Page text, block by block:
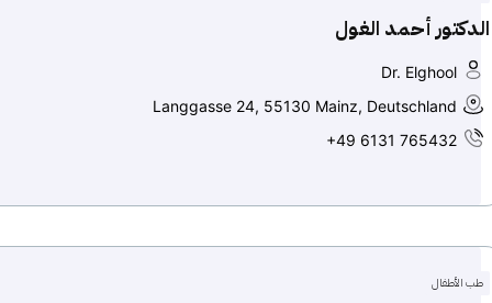
الدكتور أحمد الغول
Dr. Elghool
Langgasse 24, 55130 Mainz, Deutschland
+49 6131 765432
طب الأطفال